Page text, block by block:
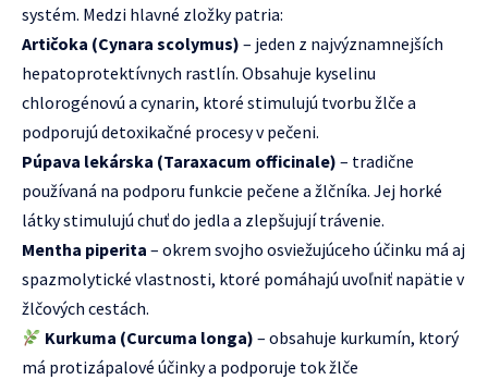
systém. Medzi hlavné zložky patria:
Artičoka (Cynara scolymus) – jeden z najvýznamnejších
hepatoprotektívnych rastlín. Obsahuje kyselinu
chlorogénovú a cynarin, ktoré stimulujú tvorbu žlče a
podporujú detoxikačné procesy v pečeni.
Púpava lekárska (Taraxacum officinale) – tradične
používaná na podporu funkcie pečene a žlčníka. Jej horké
látky stimulujú chuť do jedla a zlepšujují trávenie.
Mentha piperita – okrem svojho osviežujúceho účinku má aj
spazmolytické vlastnosti, ktoré pomáhajú uvoľniť napätie v
žlčových cestách.
Kurkuma (Curcuma longa) – obsahuje kurkumín, ktorý
má protizápalové účinky a podporuje tok žlče